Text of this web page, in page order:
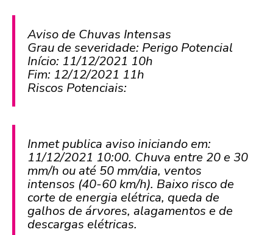
Aviso de Chuvas Intensas
Grau de severidade: Perigo Potencial
Início: 11/12/2021 10h
Fim: 12/12/2021 11h
Riscos Potenciais:
Inmet publica aviso iniciando em:
11/12/2021 10:00. Chuva entre 20 e 30
mm/h ou até 50 mm/dia, ventos
intensos (40-60 km/h). Baixo risco de
corte de energia elétrica, queda de
galhos de árvores, alagamentos e de
descargas elétricas.